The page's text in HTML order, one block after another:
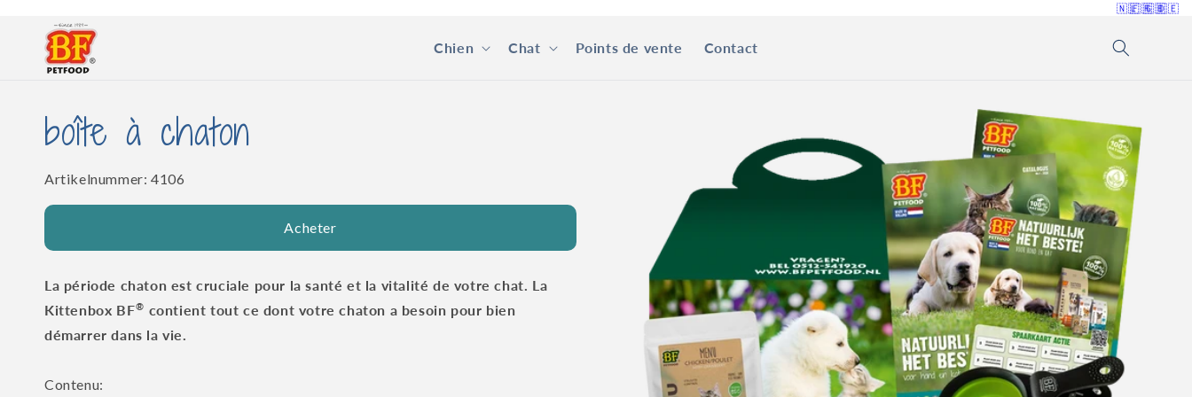
passer
contenu
🇳🇱🇫🇷🇬🇧🇩🇪
Chien Chat Points de vente Contact
boîte à chaton
Artikelnummer: SKU:
4106
Acheter
La période chaton est cruciale pour la santé et la vitalité de votre chat. La
Kittenbox BF® contient tout ce dont votre chaton a besoin pour bien
démarrer dans la vie.
Contenu: